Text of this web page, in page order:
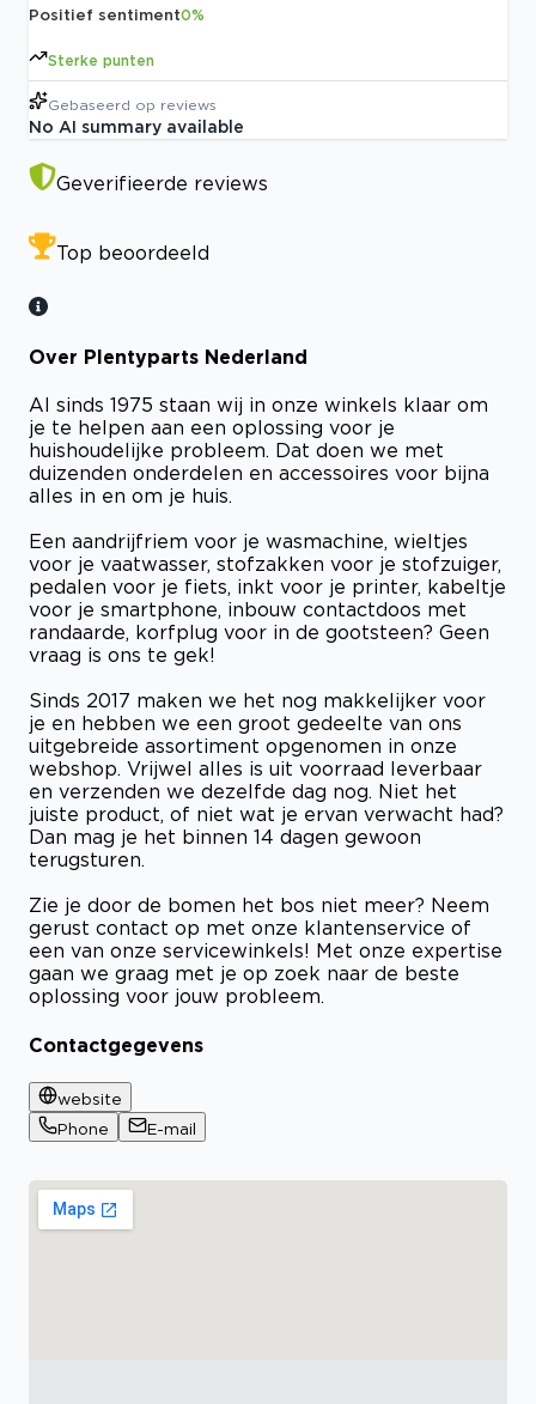
Positief sentiment0%
Sterke punten
Gebaseerd op reviews
No AI summary available
Geverifieerde reviews
Top beoordeeld
Over Plentyparts Nederland
Al sinds 1975 staan wij in onze winkels klaar om
je te helpen aan een oplossing voor je
huishoudelijke probleem. Dat doen we met
duizenden onderdelen en accessoires voor bijna
alles in en om je huis.
Een aandrijfriem voor je wasmachine, wieltjes
voor je vaatwasser, stofzakken voor je stofzuiger,
pedalen voor je fiets, inkt voor je printer, kabeltje
voor je smartphone, inbouw contactdoos met
randaarde, korfplug voor in de gootsteen? Geen
vraag is ons te gek!
Sinds 2017 maken we het nog makkelijker voor
je en hebben we een groot gedeelte van ons
uitgebreide assortiment opgenomen in onze
webshop. Vrijwel alles is uit voorraad leverbaar
en verzenden we dezelfde dag nog. Niet het
juiste product, of niet wat je ervan verwacht had?
Dan mag je het binnen 14 dagen gewoon
terugsturen.
Zie je door de bomen het bos niet meer? Neem
gerust contact op met onze klantenservice of
een van onze servicewinkels! Met onze expertise
gaan we graag met je op zoek naar de beste
oplossing voor jouw probleem.
Contactgegevens
website
Phone
E-mail